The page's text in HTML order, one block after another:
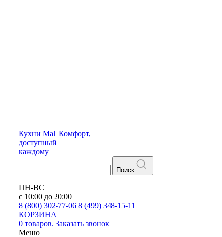
Кухни Mall Комфорт,
доступный
каждому
Поиск
ПН-ВС
с 10:00 до 20:00
8 (800) 302-77-06 8 (499) 348-15-11
КОРЗИНА
0 товаров. Заказать звонок
Меню